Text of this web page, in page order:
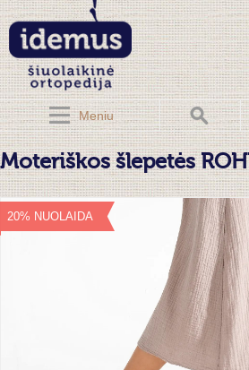
Meniu
Moteriškos šlepetės
20% NUOLAIDA